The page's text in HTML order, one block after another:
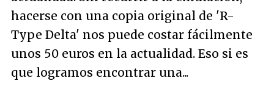
hacerse con una copia original de 'R-
Type Delta' nos puede costar fácilmente
unos 50 euros en la actualidad. Eso si es
que logramos encontrar una...